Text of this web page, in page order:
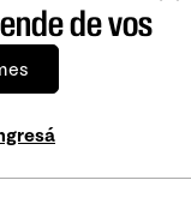
de vos